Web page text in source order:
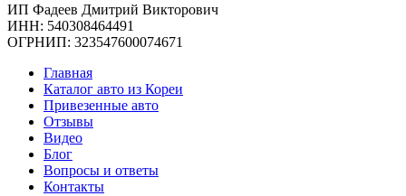
ИП Фадеев Дмитрий Викторович
ИНН: 540308464491
ОГРНИП: 323547600074671
Главная
Каталог авто из Кореи
Привезенные авто
Отзывы
Видео
Блог
Вопросы и ответы
Контакты